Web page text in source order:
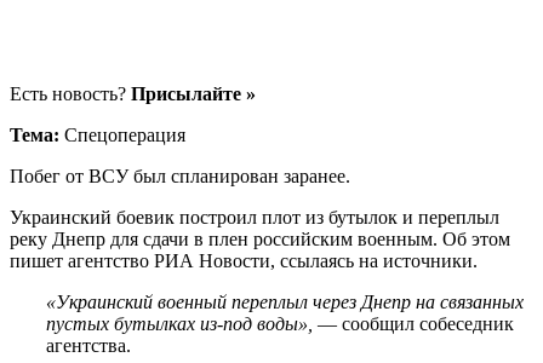
Есть новость? Присылайте »
Тема: Спецоперация
Побег от ВСУ был спланирован заранее.
Украинский боевик построил плот из бутылок и переплыл
реку Днепр для сдачи в плен российским военным. Об этом
пишет агентство РИА Новости, ссылаясь на источники.
«Украинский военный переплыл через Днепр на связанных
пустых бутылках из-под воды», — сообщил собеседник
агентства.